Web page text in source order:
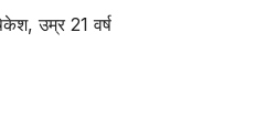
उम्र 21 वर्ष